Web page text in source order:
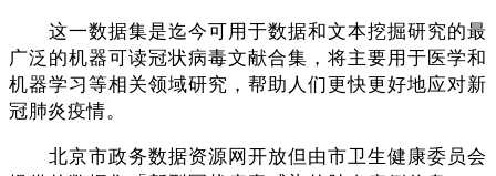
这一数据集是迄今可用于数据和文本挖掘研究的最
广泛的机器可读冠状病毒文献合集，将主要用于医学和
机器学习等相关领域研究，帮助人们更快更好地应对新
冠肺炎疫情。
北京市政务数据资源网开放但由市卫生健康委员会